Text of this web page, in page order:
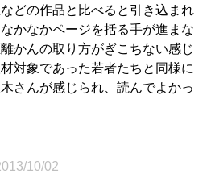
どの作品と比べると引き込まれ
かなかページを括る手が進まな
かんの取り方がぎこちない感じ
対象であった若者たちと同様に
さんが感じられ、読んでよかっ
10/02